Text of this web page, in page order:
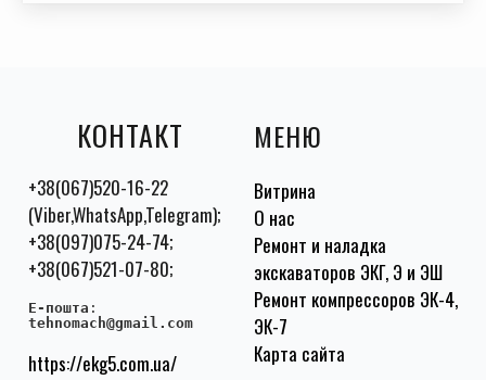
КОНТАКТ
+38(067)520-16-22
(Viber,WhatsApp,Telegram);
+38(097)075-24-74;
+38(067)521-07-80;
E-пошта :
tehnomach@gmail.com
https://ekg5.com.ua/
МЕНЮ
Витрина
О нас
Ремонт и наладка
экскаваторов ЭКГ, Э и ЭШ
Ремонт компрессоров ЭК-4,
ЭК-7
Карта сайта